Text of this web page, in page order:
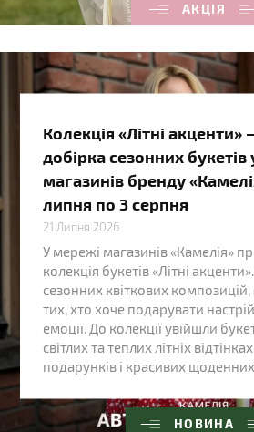
АКЦІЯ
НОВИНА
Колекція «Літні акценти»
добірка сезонних
магазинів бренду
липня по 3 серпня
21 Липня 2026
У мережі магазинів «Камелія»
колекція букетів «Літні
сезонних квіткових
тих, хто хоче подарувати
емоції. До колекції увійшли
світлих та теплих літніх
подарунків і красивих